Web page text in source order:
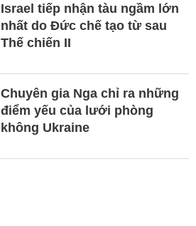
Israel tiếp nhận tàu ngầm lớn
nhất do Đức chế tạo từ sau
Thế chiến II
Chuyên gia Nga chỉ ra những
điểm yếu của lưới phòng
không Ukraine